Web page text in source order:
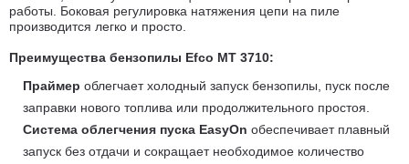
работы. Боковая регулировка натяжения цепи на пиле
производится легко и просто.
Преимущества бензопилы Efco MT 3710:
Праймер облегчает холодный запуск бензопилы, пуск после
заправки нового топлива или продолжительного простоя.
Система облегчения пуска EasyOn обеспечивает плавный
запуск без отдачи и сокращает необходимое количество